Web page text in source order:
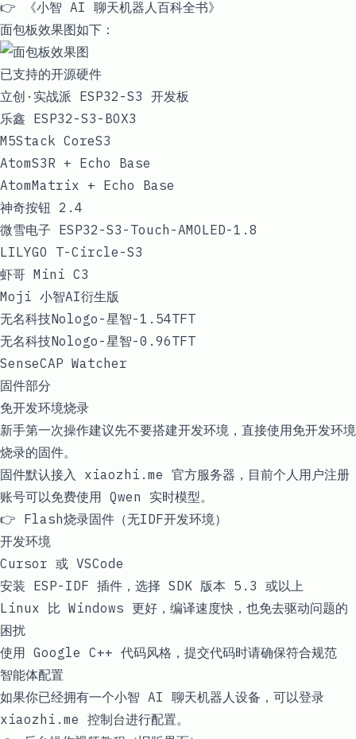
👉
《小智 AI 聊天机器人百科全书》
面包板效果图如下：
已支持的开源硬件
立创·实战派 ESP32-S3 开发板
乐鑫 ESP32-S3-BOX3
M5Stack CoreS3
AtomS3R + Echo Base
AtomMatrix + Echo Base
神奇按钮 2.4
微雪电子 ESP32-S3-Touch-AMOLED-1.8
LILYGO T-Circle-S3
虾哥 Mini C3
Moji 小智AI衍生版
无名科技Nologo-星智-1.54TFT
无名科技Nologo-星智-0.96TFT
SenseCAP Watcher
固件部分
免开发环境烧录
新手第一次操作建议先不要搭建开发环境，直接使用免开发环境
烧录的固件。
固件默认接入 xiaozhi.me 官方服务器，目前个人用户注册
账号可以免费使用 Qwen 实时模型。
👉 Flash烧录固件（无IDF开发环境）
开发环境
Cursor 或 VSCode
安装 ESP-IDF 插件，选择 SDK 版本 5.3 或以上
Linux 比 Windows 更好，编译速度快，也免去驱动问题的
困扰
使用 Google C++ 代码风格，提交代码时请确保符合规范
智能体配置
如果你已经拥有一个小智 AI 聊天机器人设备，可以登录
xiaozhi.me 控制台进行配置。